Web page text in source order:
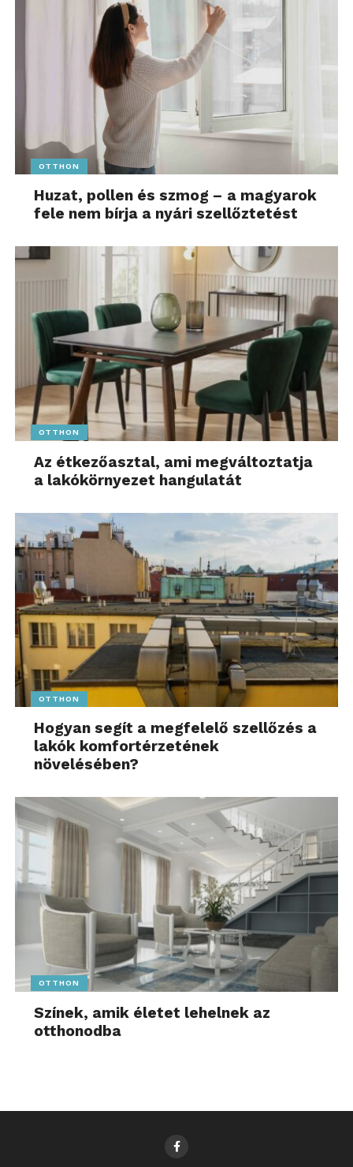
OTTHON
Huzat, pollen és szmog – a magyarok
fele nem bírja a nyári szellőztetést
OTTHON
Az étkezőasztal, ami megváltoztatja
a lakókörnyezet hangulatát
OTTHON
Hogyan segít a megfelelő szellőzés a
lakók komfortérzetének
növelésében?
OTTHON
Színek, amik életet lehelnek az
otthonodba